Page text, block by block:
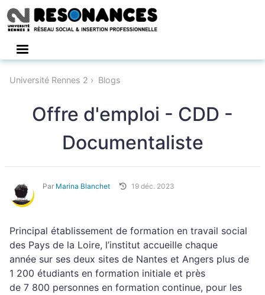
Université Rennes 2 Blogs
Offre d'emploi - CDD -
Documentaliste
Par Marina Blanchet 19 déc. 2023
Principal établissement de formation en travail social
des Pays de la Loire, l’institut accueille chaque
année sur ses deux sites de Nantes et Angers plus de
1 200 étudiants en formation initiale et près
de 7 800 personnes en formation continue, pour les